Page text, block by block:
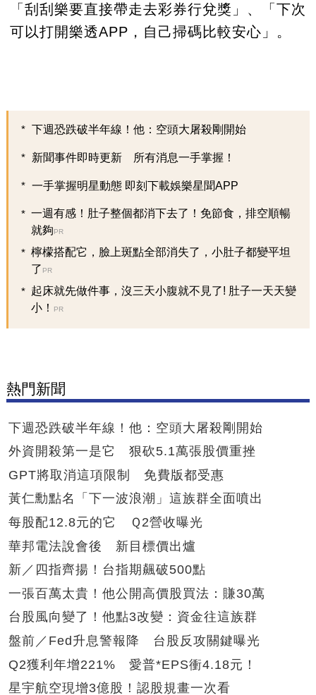
「刮刮樂要直接帶走去彩券行兌獎」、「下次
可以打開樂透APP，自己掃碼比較安心」。
下週恐跌破半年線！他：空頭大屠殺剛開始
新聞事件即時更新 所有消息一手掌握！
一手掌握明星動態 即刻下載娛樂星聞APP
一週有感！肚子整個都消下去了！免節食，排空順暢
就夠PR
檸檬搭配它，臉上斑點全部消失了，小肚子都變平坦
了 PR
起床就先做件事，沒三天小腹就不見了! 肚子一天天變
小！
PR
熱門新聞
下週恐跌破半年線！他：空頭大屠殺剛開始
外資開殺第一是它 狠砍5.1萬張股價重挫
GPT將取消這項限制 免費版都受惠
黃仁勳點名「下一波浪潮」這族群全面噴出
每股配12.8元的它 Ｑ2營收曝光
華邦電法說會後 新目標價出爐
新／四指齊揚！台指期飆破500點
一張百萬太貴！他公開高價股買法：賺30萬
台股風向變了！他點3改變：資金往這族群
盤前／Fed升息警報降 台股反攻關鍵曝光
Q2獲利年增221% 愛普*EPS衝4.18元！
星宇航空現增3億股！認股規畫一次看